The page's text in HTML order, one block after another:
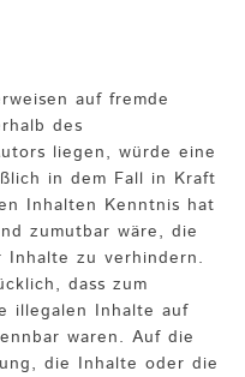
auf fremde
des
liegen, würde eine
in dem Fall in Kraft
Inhalten Kenntnis hat
zumutbar wäre, die
Inhalte zu verhindern.
dass zum
illegalen Inhalte auf
waren. Auf die
die Inhalte oder die